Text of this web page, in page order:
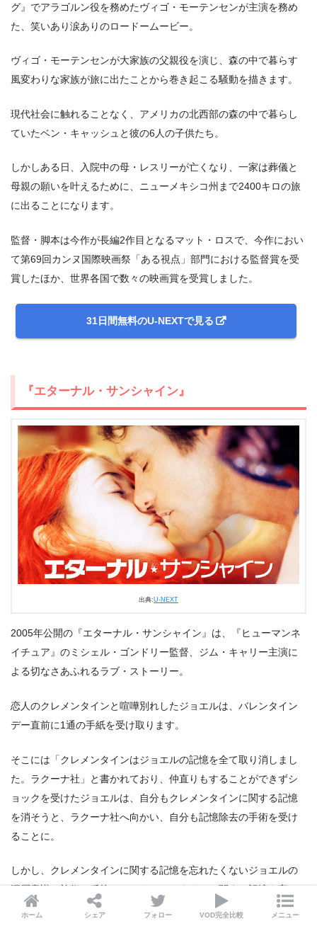
グ』でアラゴルン役を務めたヴィゴ・モーテンセンが主演を務め
た、笑いあり涙ありのロードームービー。
ヴィゴ・モーテンセンが大家族の父親役を演じ、森の中で暮らす
風変わりな家族が旅に出たことから巻き起こる騒動を描きます。
現代社会に触れることなく、アメリカの北西部の森の中で暮らし
ていたベン・キャッシュと彼の6人の子供たち。
しかしある日、入院中の母・レスリーが亡くなり、一家は葬儀と
母親の願いを叶えるために、ニューメキシコ州まで2400キロの旅
に出ることになります。
監督・脚本は今作が長編2作目となるマット・ロスで、今作におい
て第69回カンヌ国際映画祭「ある視点」部門における監督賞を受
賞したほか、世界各国で数々の映画賞を受賞しました。
31日間無料のU-NEXTで見る
『エターナル・サンシャイン』
出典:U-NEXT
2005年公開の『エターナル・サンシャイン』は、『ヒューマンネ
イチュア』のミシェル・ゴンドリー監督、ジム・キャリー主演に
よる切なさあふれるラブ・ストーリー。
恋人のクレメンタインと喧嘩別れしたジョエルは、バレンタイン
デー直前に1通の手紙を受け取ります。
そこには「クレメンタインはジョエルの記憶を全て取り消しまし
た。ラクーナ社」と書かれており、仲直りもすることができずシ
ョックを受けたジョエルは、自分もクレメンタインに関する記憶
を消そうと、ラクーナ社へ向かい、自分も記憶除去の手術を受け
ることに。
しかし、クレメンタインに関する記憶を忘れたくないジョエルの
深層意識は施術に反抗して、クレメンタインに関する記憶を守ろ
うとします。
ホーム シェア フォロー VOD完全比較 メニュー